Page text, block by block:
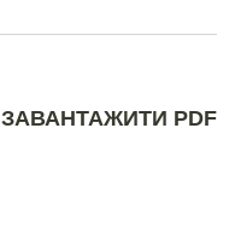
ЗАВАНТАЖИТИ PDF